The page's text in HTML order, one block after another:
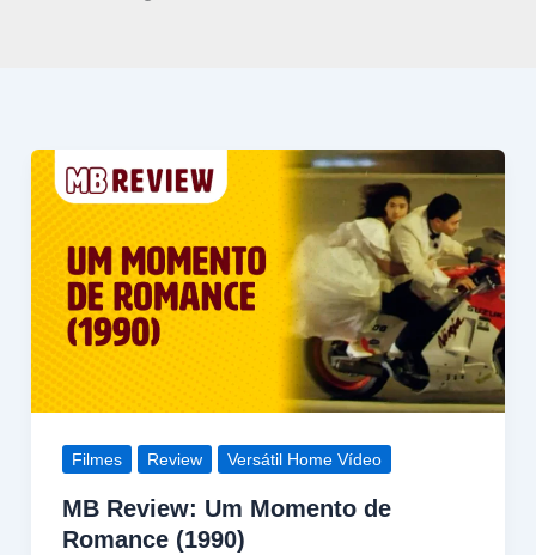
Filmes Review Versátil Home Vídeo
MB Review: Um Momento de
Romance (1990)